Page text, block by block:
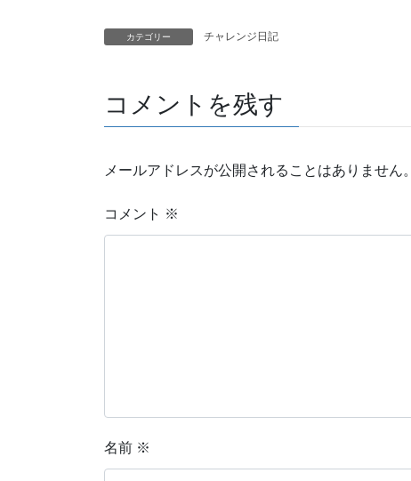
カテゴリー チャレンジ日記
コメントを残す
メールアドレスが公開されることはありません。
コメント ※
名前 ※